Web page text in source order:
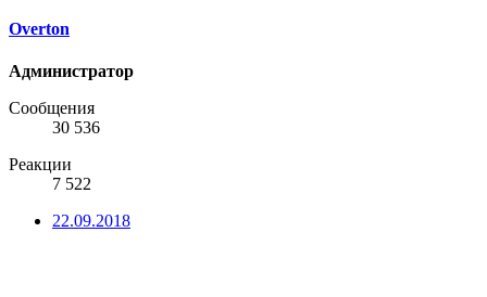
Overton
Администратор
Сообщения
30 536
Реакции
7 522
22.09.2018